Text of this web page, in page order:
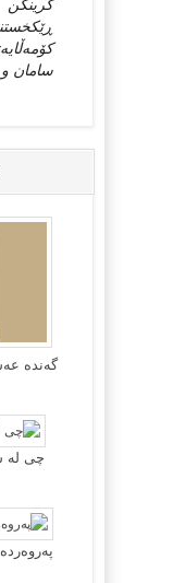
سامان و
گه‌نده‌
چی لە